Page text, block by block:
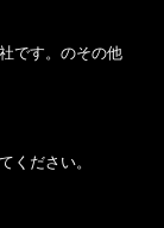
です。のその他
ください。